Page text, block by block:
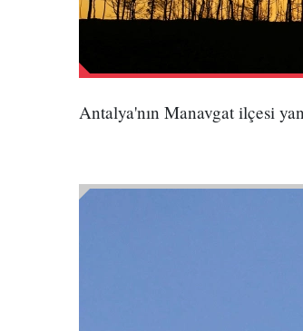
Antalya'nın Manavgat ilçesi